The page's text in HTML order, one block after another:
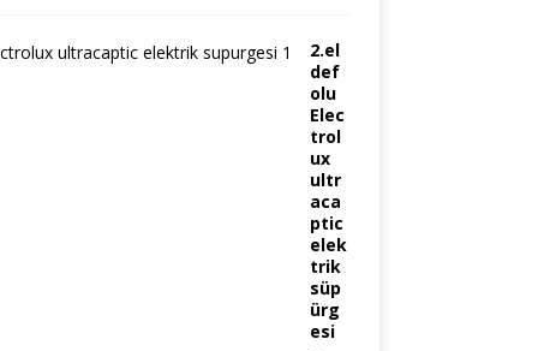
2.el
def
olu
Elec
trol
ux
ultr
aca
ptic
elek
trik
süp
ürg
esi